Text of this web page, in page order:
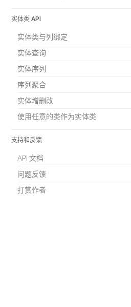
实体类 API
实体类与列绑定
实体查询
实体序列
序列聚合
实体增删改
使用任意的类作为实体类
支持和反馈
API 文档
问题反馈
打赏作者